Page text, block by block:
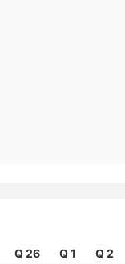
Q 26 Q 1 Q 2